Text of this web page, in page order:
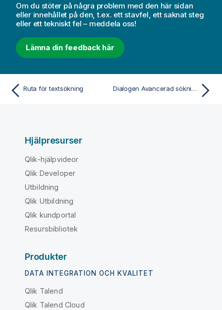
Om du stöter på några problem med den här sidan
eller innehållet på den, t.ex. ett stavfel, ett saknat steg
eller ett tekniskt fel – meddela oss!
Lämna din feedback här
Ruta för textsökning Dialogen Avancerad sökning
Hjälpresurser
Qlik-hjälpvideor
Qlik Developer
Utbildning
Qlik Utbildning
Qlik kundportal
Resursbibliotek
Produkter
DATA INTEGRATION OCH KVALITET
Qlik Talend
Qlik Talend Cloud